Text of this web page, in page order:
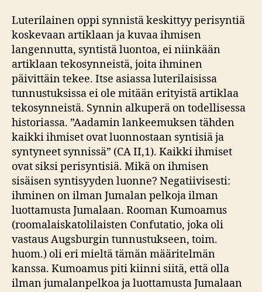
Luterilainen oppi synnistä keskittyy perisyntiä
koskevaan artiklaan ja kuvaa ihmisen
langennutta, syntistä luontoa, ei niinkään
artiklaan tekosynneistä, joita ihminen
päivittäin tekee. Itse asiassa luterilaisissa
tunnustuksissa ei ole mitään erityistä artiklaa
tekosynneistä. Synnin alkuperä on todellisessa
historiassa. ”Aadamin lankeemuksen tähden
kaikki ihmiset ovat luonnostaan syntisiä ja
syntyneet synnissä” (CA II,1). Kaikki ihmiset
ovat siksi perisyntisiä. Mikä on ihmisen
sisäisen syntisyyden luonne? Negatiivisesti:
ihminen on ilman Jumalan pelkoja ilman
luottamusta Jumalaan. Rooman Kumoamus
(roomalaiskatolilaisten Confutatio, joka oli
vastaus Augsburgin tunnustukseen, toim.
huom.) oli eri mieltä tämän määritelmän
kanssa. Kumoamus piti kiinni siitä, että olla
ilman jumalanpelkoa ja luottamusta Jumalaan